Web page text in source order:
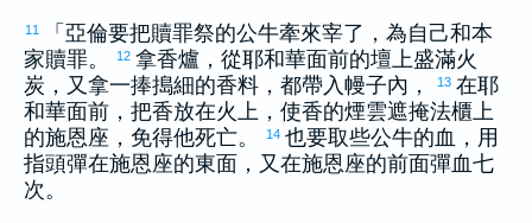
11 「 亞倫要把贖罪祭的公牛牽來宰了，為自己和本
家贖罪。
12 拿香爐，從耶和華面前的壇上盛滿火
炭，又拿一捧搗細的香料，都帶入幔子內，
13 在耶
和華面前，把香放在火上，使香的煙雲遮掩法櫃上
的施恩座，免得他死亡。
14 也要取些公牛的血，用
指頭彈在施恩座的東面，又在施恩座的前面彈血七
次。